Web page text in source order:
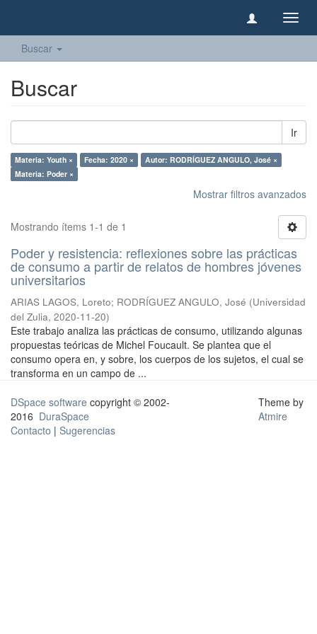
Buscar
Buscar
Ir
Materia: Youth × Fecha: 2020 ×
Autor: RODRÍGUEZ ANGULO, José ×
Materia: Poder ×
Mostrar filtros avanzados
Mostrando ítems 1-1 de 1
Poder y resistencia: reflexiones sobre las prácticas
de consumo a partir de relatos de hombres jóvenes
universitarios
ARIAS LAGOS, Loreto; RODRÍGUEZ ANGULO, José (Universidad
del Zulia, 2020-11-20)
Este trabajo analiza las prácticas de consumo, utilizando algunas
propuestas teóricas de Michel Foucault. Se plantea que el
consumo opera en, y sobre, los cuerpos de los sujetos, el cual se
transforma en un campo de ...
DSpace software copyright © 2002-
2016 DuraSpace
Contacto | Sugerencias
Theme by
Atmire